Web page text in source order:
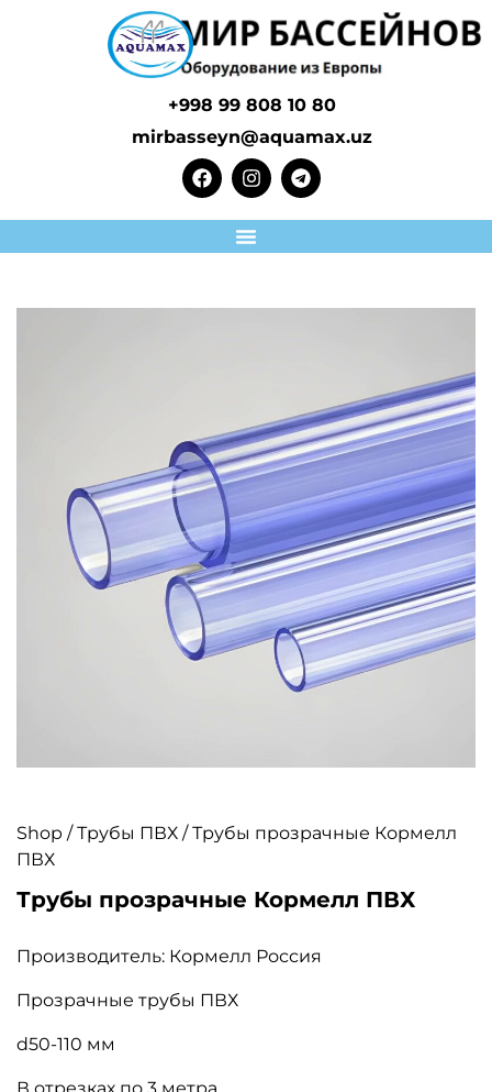
+998 99 808 10 80
mirbasseyn@aquamax.uz
Shop /Трубы ПВХ / Трубы прозрачные Кормелл
ПВХ
Трубы прозрачные Кормелл ПВХ
Производитель: Кормелл Россия
Прозрачные трубы ПВХ
d50-110 мм